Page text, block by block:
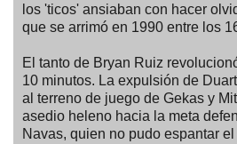
los 'ticos' ansiaban con hacer
que se arrimó en 1990 entre los
El tanto de Bryan Ruiz
10 minutos. La expulsión de
al terreno de juego de Gekas y
asedio heleno hacia la meta
Navas, quien no pudo espantar